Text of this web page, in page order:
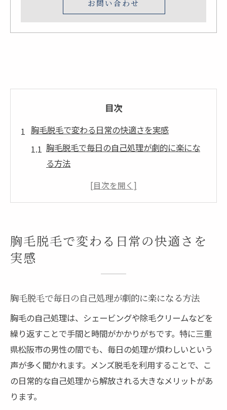
お問い合わせ
目次
胸毛脱毛で変わる日常の快適さを実感
胸毛脱毛で毎日の自己処理が劇的に楽にな
る方法
脱毛で肌トラブルが減る日常を体感しよう
三重県の脱毛で胸毛の悩みから解放される
理由
メンズ脱毛なら松阪市で新しい自信が生まれる
松阪市で選ばれるメンズ脱毛の信頼できる
特徴とは
胸毛脱毛で自己肯定感が高まる体験談を紹
介
脱毛施術で得られる自信と見た目の変化に
胸毛脱毛で変わる日常の快適さを
実感
胸毛脱毛で毎日の自己処理が劇的に楽になる方法
胸毛の自己処理は、シェービングや除毛クリームなどを
繰り返すことで手間と時間がかかりがちです。特に三重
県松阪市の男性の間でも、毎日の処理が煩わしいという
声が多く聞かれます。メンズ脱毛を利用することで、こ
の日常的な自己処理から解放される大きなメリットがあ
ります。